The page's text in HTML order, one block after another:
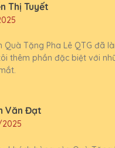
Thị Tuyết
Quà Tặng Pha Lê QTG đã
thêm phần đặc biệt với
Văn Đạt
2025